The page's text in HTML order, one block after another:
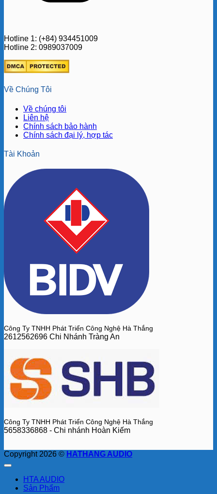
Hotline 1: (+84) 934451009
Hotline 2: 0989037009
Về Chúng Tôi
Về chúng tôi
Liên hệ
Chính sách bảo hành
Chính sách đại lý, hợp tác
Tài Khoản
Công Ty TNHH Phát Triển Công Nghệ Hà Thắng
2612562696 Chi Nhánh Tràng An
Công Ty TNHH Phát Triển Công Nghệ Hà Thắng
5658336868 - Chi nhánh Hoàn Kiếm
Copyright 2026 © HATHANG AUDIO
HTA AUDIO
Sản Phẩm